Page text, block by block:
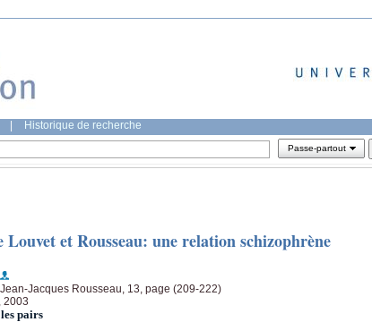
Historique de recherche
Passe-partout
Louvet et Rousseau: une relation schizophrène
Jacques Rousseau, 13, page (209-222)
2003
pairs